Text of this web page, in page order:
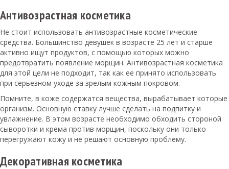
Антивозрастная косметика
Не стоит использовать антивозрастные косметические
средства. Большинство девушек в возрасте 25 лет и старше
активно ищут продуктов, с помощью которых можно
предотвратить появление морщин. Антивозрастная косметика
для этой цели не подходит, так как ее принято использовать
при серьезном уходе за зрелым кожным покровом.
Помните, в коже содержатся вещества, вырабатывает которые
организм. Основную ставку лучше сделать на подпитку и
увлажнение. В этом возрасте необходимо обходить стороной
сыворотки и крема против морщин, поскольку они только
перегружают кожу и не решают основную проблему.
Декоративная косметика